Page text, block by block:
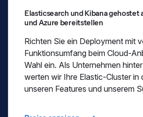
Elasticsearch und Kibana gehostet
und Azure bereitstellen
Richten Sie ein Deployment mit
Funktionsumfang beim Cloud-
Wahl ein. Als Unternehmen
werten wir Ihre Elastic-Cluster in
unseren Features und unserem